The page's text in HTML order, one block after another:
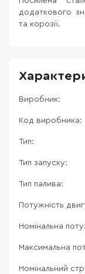
додаткового
та корозії.
Виробник:
Код виробника:
Тип:
Тип запуску:
Тип палива:
Потужність
Номінальна
Максимальна
Номінальний